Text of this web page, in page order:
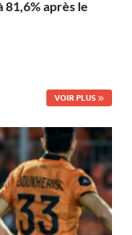
81,6% après le
VOIR PLUS